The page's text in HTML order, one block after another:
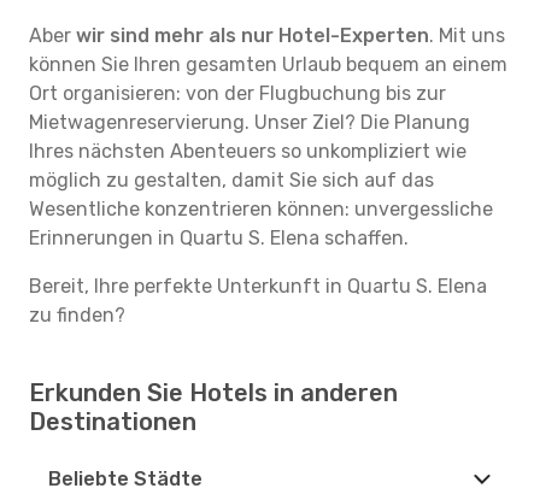
Aber wir sind mehr als nur Hotel-Experten. Mit uns
können Sie Ihren gesamten Urlaub bequem an einem
Ort organisieren: von der Flugbuchung bis zur
Mietwagenreservierung. Unser Ziel? Die Planung
Ihres nächsten Abenteuers so unkompliziert wie
möglich zu gestalten, damit Sie sich auf das
Wesentliche konzentrieren können: unvergessliche
Erinnerungen in Quartu S. Elena schaffen.
Bereit, Ihre perfekte Unterkunft in Quartu S. Elena
zu finden?
Erkunden Sie Hotels in anderen
Destinationen
Beliebte Städte